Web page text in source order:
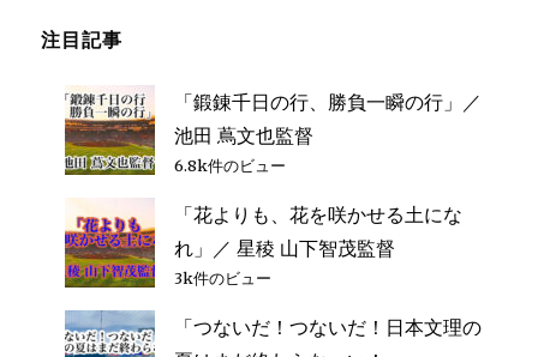
注目記事
「鍛錬千日の行、勝負一瞬の行」／
池田 蔦文也監督
6.8k件のビュー
「花よりも、花を咲かせる土にな
れ」／ 星稜 山下智茂監督
3k件のビュー
「つないだ！つないだ！日本文理の